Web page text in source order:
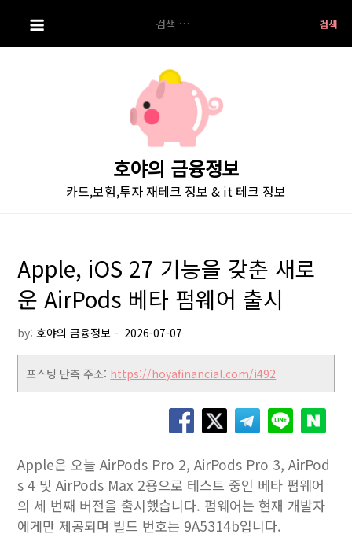
i
색:
호야의 금융정보
카드,보험,투자 재테크 정보 & it 테크 정보
Apple, iOS 27 기능을 갖춘 새로
운 AirPods 베타 펌웨어 출시
by:호야의 금융정보
포스팅 단축 주소: https://hoyafinancial.com/i492
Apple은 오늘 AirPods Pro 2, AirPods Pro 3, AirPod
s 4 및 AirPods Max 2용으로 테스트 중인 베타 펌웨어
의 세 번째 버전을 출시했습니다. 펌웨어는 현재 개발자
에게만 제공되며 빌드 번호는 9A5314b입니다.